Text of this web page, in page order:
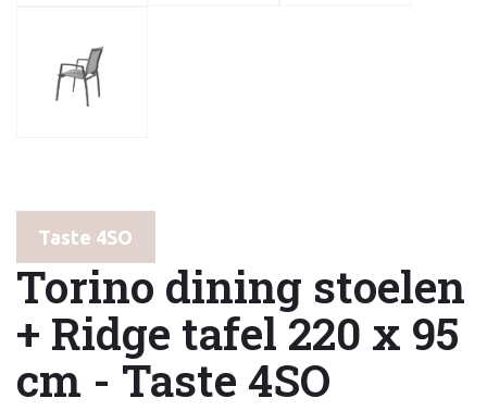
Taste 4SO
Torino dining stoelen
+ Ridge tafel 220 x 95
cm - Taste 4SO